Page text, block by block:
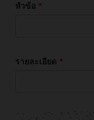
หัวข้อ *
รายละเอียด *